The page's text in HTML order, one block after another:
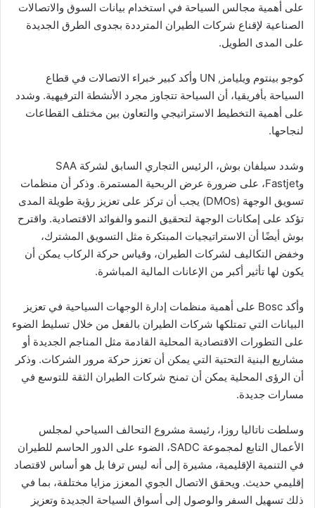
على أهمية مجالس السياحة في استخدام بيانات السوق والاتصالات
الصناعية لإقناع شركات الطيران المترددة بجدوى الطرق الجديدة
على المدى الطويل.
كوجو بينتوم ويليامز, UN وأكد كبير خبراء الاتصالات في قطاع
السياحة بأفريقيا، أن السياحة تتجاوز مجرد الأنشطة الترفيهية. وشدد
على أهمية التخطيط الاستراتيجي والتعاون بين مختلف القطاعات
لنجاحها.
وشدد سيلفان بوش، الرئيس التجاري السابق لشركة SAA
وFastjet، على ضرورة عرض الربحية المستمرة. وذكر أن منظمات
تسويق الوجهة (DMOs) يجب أن تركز على تعزيز رؤية طويلة المدى
تؤكد على إمكانات الوجهة لتحقيق النمو والفوائد الاقتصادية. واقترح
بوش أيضًا أن الاستراتيجيات المبتكرة مثل التسويق المشترك،
وخفض التكاليف لشركات الطيران، وقياس حركة الركاب يمكن أن
يكون لها تأثير أكبر من الإعانات المالية المباشرة.
وأكد Bosc على أهمية منظمات إدارة الوجهات السياحية في تعزيز
البيانات التي تمتلكها شركات الطيران بالفعل من خلال تسليط الضوء
على التطورات الاقتصادية المحلية القادمة مثل المناجم الجديدة أو
مشاريع البنية التحتية التي يمكن أن تعزز حركة مرور الشركات. وذكر
أن الرؤى المحلية يمكن أن تمنح شركات الطيران الثقة للتوسع في
مسارات جديدة.
وسلطت ناتاليا روزا، رئيسة مشروع التحالف السياحي لمجلس
الأعمال التابع لمجموعة SADC، الضوء على الدور الحاسم للطيران
في التنمية الإقليمية، مشيرة إلى أنه ليس ترفا بل هو أساس لاقتصاد
إقليمي حديث. ويحقق الاتصال الجوي المعزز مزايا مختلفة، بما في
ذلك تسهيل السفر والوصول إلى أسواق السياحة الجديدة وتعزيز